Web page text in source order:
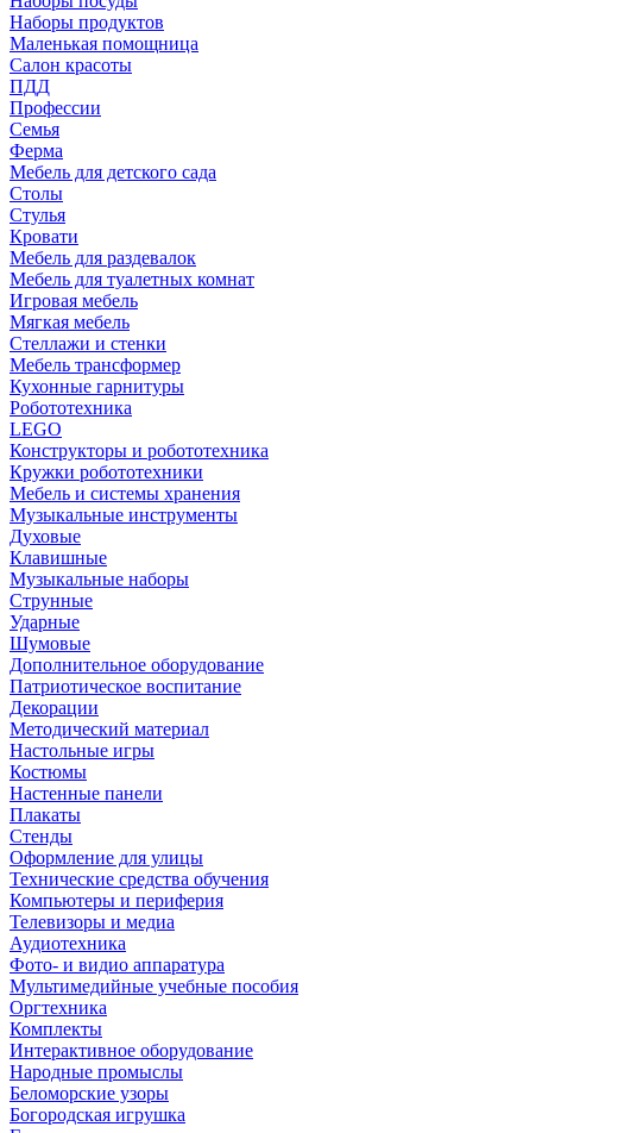
Наборы продуктов
Маленькая помощница
Салон красоты
ПДД
Профессии
Семья
Ферма
Мебель для детского сада
Столы
Cтулья
Кровати
Мебель для раздевалок
Мебель для туалетных комнат
Игровая мебель
Мягкая мебель
Стеллажи и стенки
Мебель трансформер
Кухонные гарнитуры
Робототехника
LEGO
Конструкторы и робототехника
Кружки робототехники
Мебель и системы хранения
Музыкальные инструменты
Духовые
Клавишные
Музыкальные наборы
Струнные
Ударные
Шумовые
Дополнительное оборудование
Патриотическое воспитание
Декорации
Методический материал
Настольные игры
Костюмы
Настенные панели
Плакаты
Стенды
Оформление для улицы
Технические средства обучения
Компьютеры и периферия
Телевизоры и медиа
Аудиотехника
Фото- и видио аппаратура
Мультимедийные учебные пособия
Оргтехника
Комплекты
Интерактивное оборудование
Народные промыслы
Беломорские узоры
Богородская игрушка